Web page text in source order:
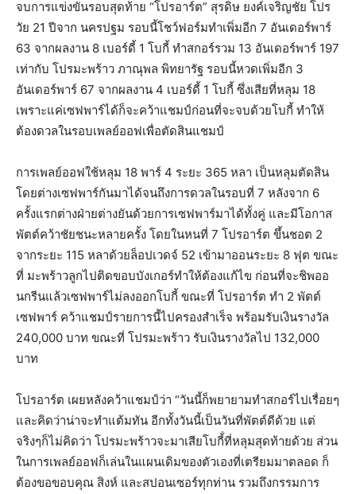
จบการแข่งขันรอบสุดท้าย “โปรอาร์ต” สุรดิษ ยงค์เจริญชัย โปร
วัย 21 ปีจาก นครปฐม รอบนี้โชว์ฟอร์มทำเพิ่มอีก 7 อันเดอร์พาร์
63 จากผลงาน 8 เบอร์ดี้ 1 โบกี้ ทำสกอร์รวม 13 อันเดอร์พาร์ 197
เท่ากับ โปรมะพร้าว ภาณุพล พิทยารัฐ รอบนี้หวดเพิ่มอีก 3
อันเดอร์พาร์ 67 จากผลงาน 4 เบอร์ดี้ 1 โบกี้ ซึ่งเสียที่หลุม 18
เพราะแค่เซฟพาร์ได้ก็จะคว้าแชมป์ก่อนที่จะจบด้วยโบกี้ ทำให้
ต้องดวลในรอบเพลย์ออฟเพื่อตัดสินแชมป์
การเพลย์ออฟใช้หลุม 18 พาร์ 4 ระยะ 365 หลา เป็นหลุมตัดสิน
โดยต่างเซฟพาร์กันมาได้จนถึงการดวลในรอบที่ 7 หลังจาก 6
ครั้งแรกต่างฝ่ายต่างยันด้วยการเซฟพาร์มาได้ทั้งคู่ และมีโอกาส
พัตต์คว้าชัยชนะหลายครั้ง โดยในหนที่ 7 โปรอาร์ต ขึ้นชอต 2
จากระยะ 115 หลาด้วยล็อปเวดจ์ 52 เข้ามาออนระยะ 8 ฟุต ขณะ
ที่ มะพร้าวลูกไปติดขอบบังเกอร์ทำให้ต้องแก้ไข ก่อนที่จะชิพออ
นกรีนแล้วเซฟพาร์ไม่ลงออกโบกี้ ขณะที่ โปรอาร์ต ทำ 2 พัตต์
เซฟพาร์ คว้าแชมป์รายการนี้ไปครองสำเร็จ พร้อมรับเงินรางวัล
240,000 บาท ขณะที่ โปรมะพร้าว รับเงินรางวัลไป 132,000
บาท
โปรอาร์ต เผยหลังคว้าแชมป์ว่า “วันนี้ก็พยายามทำสกอร์ไปเรื่อยๆ
และคิดว่าน่าจะทำแต้มทัน อีกทั้งวันนี้เป็นวันที่พัตต์ดีด้วย แต่
จริงๆก็ไม่คิดว่า โปรมะพร้าวจะมาเสียโบกี้่ที่หลุมสุดท้ายด้วย ส่วน
ในการเพลย์ออฟก็เล่นในแผนเดิมของตัวเองที่เตรียมมาตลอด ก็
ต้องขอขอบคุณ สิงห์ และสปอนเซอร์ทุกท่าน รวมถึงกรรมการ